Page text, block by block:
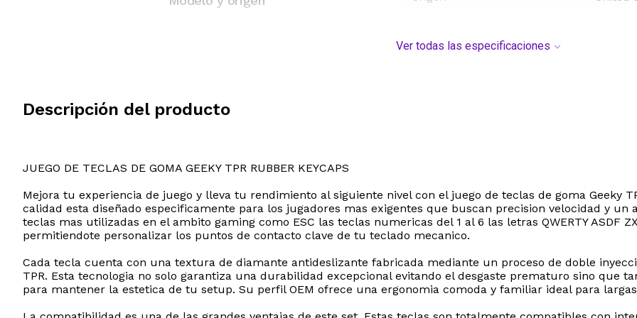
Ver todas las especificaciones
Descripción del producto
JUEGO DE TECLAS DE GOMA GEEKY TPR RUBBER KEYCAPS
Mejora tu experiencia de juego y lleva tu rendimiento al siguiente nivel con el juego de teclas de goma Geeky
calidad esta diseñado especificamente para los jugadores mas exigentes que buscan precision velocidad y
teclas mas utilizadas en el ambito gaming como ESC las teclas numericas del 1 al 6 las letras QWERTY ASDF
permitiendote personalizar los puntos de contacto clave de tu teclado mecanico.
Cada tecla cuenta con una textura de diamante antideslizante fabricada mediante un proceso de doble
TPR. Esta tecnologia no solo garantiza una durabilidad excepcional evitando el desgaste prematuro sino que
para mantener la estetica de tu setup. Su perfil OEM ofrece una ergonomia comoda y familiar ideal para